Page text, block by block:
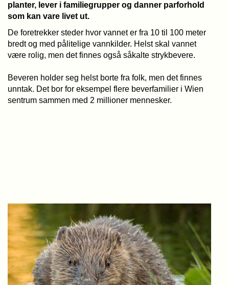
planter, lever i familiegrupper og danner parforhold
som kan vare livet ut.
De foretrekker steder hvor vannet er fra 10 til 100 meter
bredt og med pålitelige vannkilder. Helst skal vannet
være rolig, men det finnes også såkalte strykbevere.
Beveren holder seg helst borte fra folk, men det finnes
unntak. Det bor for eksempel flere beverfamilier i Wien
sentrum sammen med 2 millioner mennesker.